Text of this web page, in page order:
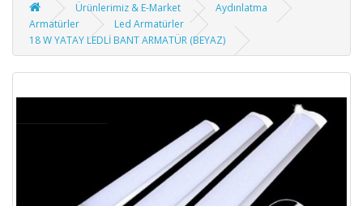
Ürünlerimiz & E-Market
Aydınlatma
Armatürler
Led Armatürler
18 W YATAY LEDLİ BANT ARMATÜR (BEYAZ)